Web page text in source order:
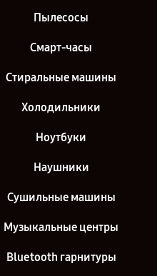
Пылесосы
Смарт-часы
Стиральные машины
Холодильники
Ноутбуки
Наушники
Сушильные машины
Музыкальные центры
Bluetooth гарнитуры